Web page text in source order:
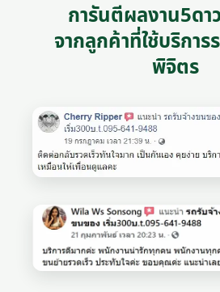
การันตีผลงาน5ดา
จากลูกค้าที่ใช้บริกา
พิจิตร